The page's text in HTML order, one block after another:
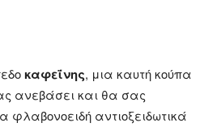
καφεΐνης, μια καυτή κούπα
ανεβάσει και θα σας
φλαβονοειδή αντιοξειδωτικά